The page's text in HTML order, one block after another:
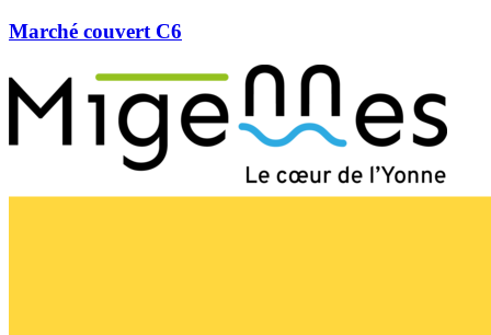
Marché couvert C6
Précédent
Suivant